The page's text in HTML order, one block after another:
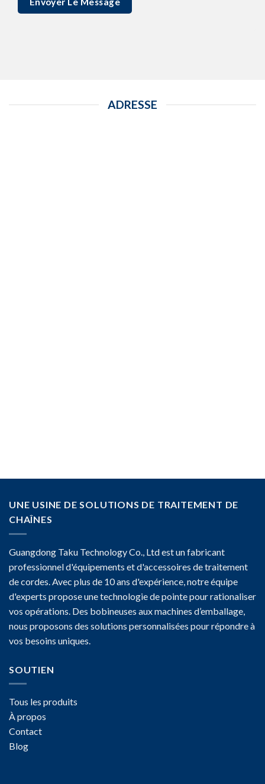
ADRESSE
UNE USINE DE SOLUTIONS DE TRAITEMENT DE
CHAÎNES
Guangdong Taku Technology Co., Ltd est un fabricant
professionnel d'équipements et d'accessoires de traitement
de cordes. Avec plus de 10 ans d'expérience, notre équipe
d'experts propose une technologie de pointe pour rationaliser
vos opérations. Des bobineuses aux machines d’emballage,
nous proposons des solutions personnalisées pour répondre à
vos besoins uniques.
SOUTIEN
Tous les produits
À propos
Contact
Blog